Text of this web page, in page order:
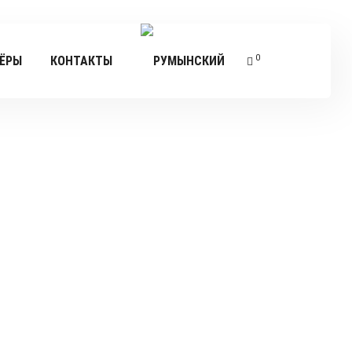
КОНТАКТЫ 0